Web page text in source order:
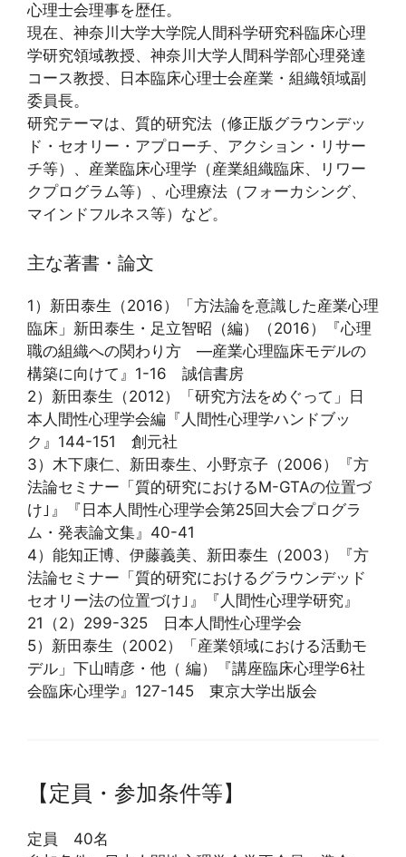
心理士会理事を歴任。
現在、神奈川大学大学院人間科学研究科臨床心理
学研究領域教授、神奈川大学人間科学部心理発達
コース教授、日本臨床心理士会産業・組織領域副
委員長。
研究テーマは、質的研究法（修正版グラウンデッ
ド・セオリー・アプローチ、アクション・リサー
チ等）、産業臨床心理学（産業組織臨床、リワー
クプログラム等）、心理療法（フォーカシング、
マインドフルネス等）など。
主な著書・論文
1）新田泰生（2016）「方法論を意識した産業心理
臨床」新田泰生・足立智昭（編）（2016）『心理
職の組織への関わり方 ―産業心理臨床モデルの
構築に向けて』1-16 誠信書房
2）新田泰生（2012）「研究方法をめぐって」日
本人間性心理学会編『人間性心理学ハンドブッ
ク』144-151 創元社
3）木下康仁、新田泰生、小野京子（2006）『方
法論セミナー「質的研究におけるM-GTAの位置づ
け｣』『日本人間性心理学会第25回大会プログラ
ム・発表論文集』40-41
4）能知正博、伊藤義美、新田泰生（2003）『方
法論セミナー「質的研究におけるグラウンデッド
セオリー法の位置づけ｣』『人間性心理学研究』
21（2）299-325 日本人間性心理学会
5）新田泰生（2002）「産業領域における活動モ
デル」下山晴彦・他（ 編）『講座臨床心理学6社
会臨床心理学』127-145 東京大学出版会
【定員・参加条件等】
定員 40名